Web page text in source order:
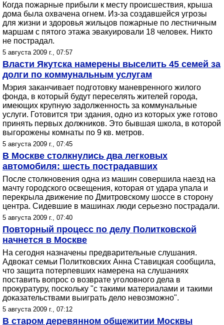
Когда пожарные прибыли к месту происшествия, крыша
дома была охвачена огнем. Из-за создавшейся угрозы
для жизни и здоровья жильцов пожарные по лестничным
маршам с пятого этажа эвакуировали 18 человек. Никто
не пострадал.
5 августа 2009 г., 07:57
Власти Якутска намерены выселить 45 семей за
долги по коммунальным услугам
Мэрия заканчивает подготовку маневренного жилого
фонда, в который будут переселять жителей города,
имеющих крупную задолженность за коммунальные
услуги. Готовится три здания, одно из которых уже готово
принять первых должников. Это бывшая школа, в которой
выгорожены комнаты по 9 кв. метров.
5 августа 2009 г., 07:45
В Москве столкнулись два легковых
автомобиля: шесть пострадавших
После столкновения одна из машин совершила наезд на
мачту городского освещения, которая от удара упала и
перекрыла движение по Дмитровскому шоссе в сторону
центра. Сидевшие в машинах люди серьезно пострадали.
5 августа 2009 г., 07:40
Повторный процесс по делу Политковской
начнется в Москве
На сегодня назначены предварительные слушания.
Адвокат семьи Политковских Анна Ставицкая сообщила,
что защита потерпевших намерена на слушаниях
поставить вопрос о возврате уголовного дела в
прокуратуру, поскольку "с такими материалами и такими
доказательствами выиграть дело невозможно".
5 августа 2009 г., 07:12
В старом деревянном общежитии Москвы